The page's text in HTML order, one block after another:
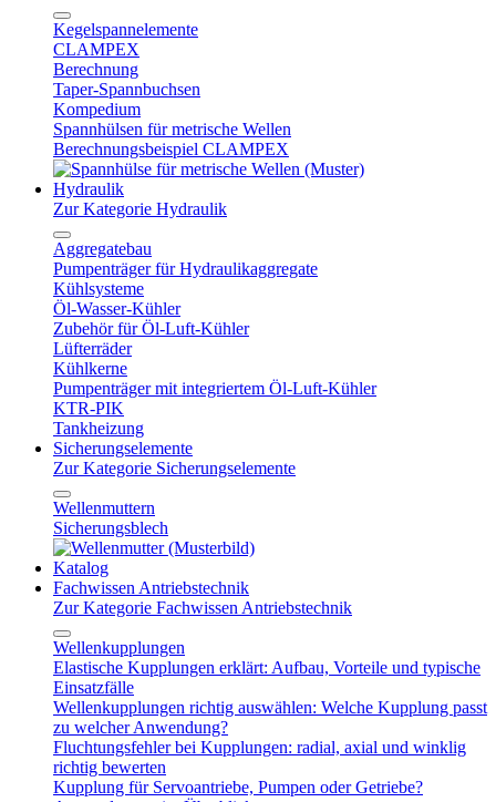
Kegelspannelemente
CLAMPEX
Berechnung
Taper-Spannbuchsen
Kompedium
Spannhülsen für metrische Wellen
Berechnungsbeispiel CLAMPEX
Hydraulik
Zur Kategorie Hydraulik
Aggregatebau
Pumpenträger für Hydraulikaggregate
Kühlsysteme
Öl-Wasser-Kühler
Zubehör für Öl-Luft-Kühler
Lüfterräder
Kühlkerne
Pumpenträger mit integriertem Öl-Luft-Kühler
KTR-PIK
Tankheizung
Sicherungselemente
Zur Kategorie Sicherungselemente
Wellenmuttern
Sicherungsblech
Katalog
Fachwissen Antriebstechnik
Zur Kategorie Fachwissen Antriebstechnik
Wellenkupplungen
Elastische Kupplungen erklärt: Aufbau, Vorteile und typische
Einsatzfälle
Wellenkupplungen richtig auswählen: Welche Kupplung passt
zu welcher Anwendung?
Fluchtungsfehler bei Kupplungen: radial, axial und winklig
richtig bewerten
Kupplung für Servoantriebe, Pumpen oder Getriebe?